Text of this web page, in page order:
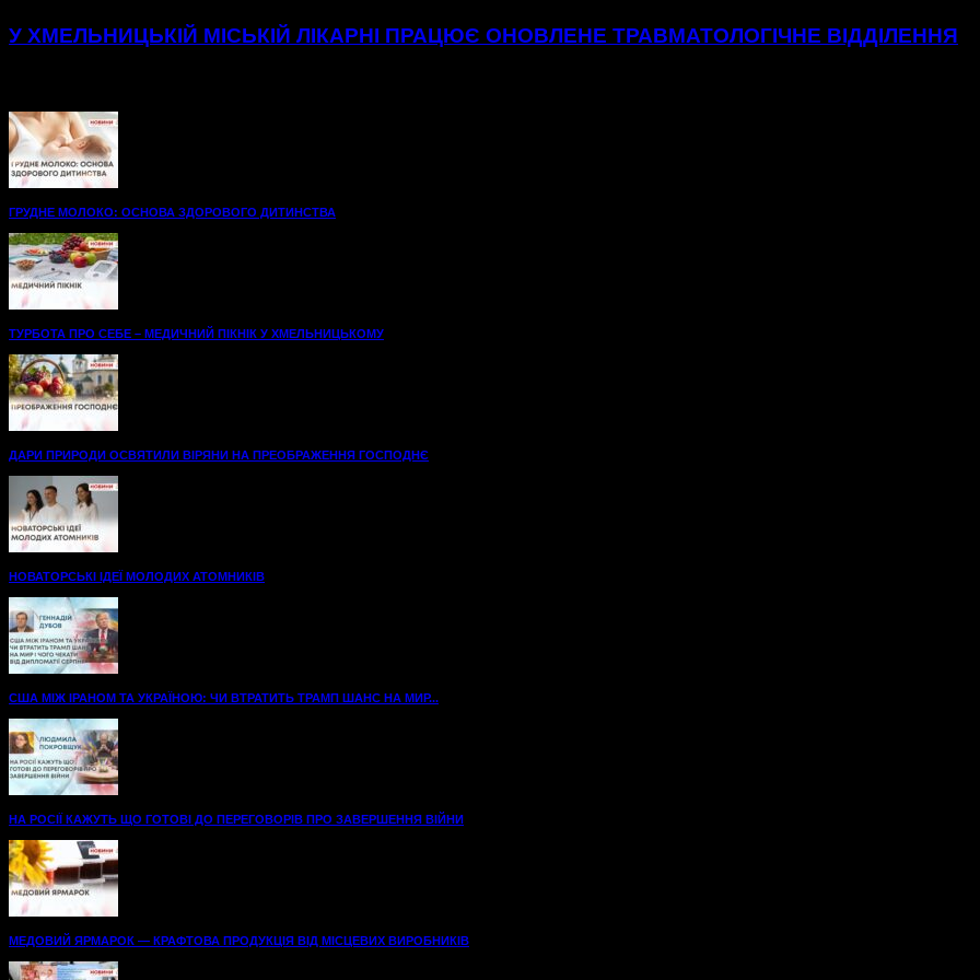
У ХМЕЛЬНИЦЬКІЙ МІСЬКІЙ ЛІКАРНІ ПРАЦЮЄ ОНОВЛЕНЕ ТРАВМАТОЛОГІЧНЕ ВІДДІЛЕННЯ
ГРУДНЕ МОЛОКО: ОСНОВА ЗДОРОВОГО ДИТИНСТВА
ТУРБОТА ПРО СЕБЕ – МЕДИЧНИЙ ПІКНІК У ХМЕЛЬНИЦЬКОМУ
ДАРИ ПРИРОДИ ОСВЯТИЛИ ВІРЯНИ НА ПРЕОБРАЖЕННЯ ГОСПОДНЄ
НОВАТОРСЬКІ ІДЕЇ МОЛОДИХ АТОМНИКІВ
США МІЖ ІРАНОМ ТА УКРАЇНОЮ: ЧИ ВТРАТИТЬ ТРАМП ШАНС НА МИР...
НА РОСІЇ КАЖУТЬ ЩО ГОТОВІ ДО ПЕРЕГОВОРІВ ПРО ЗАВЕРШЕННЯ ВІЙНИ
МЕДОВИЙ ЯРМАРОК — КРАФТОВА ПРОДУКЦІЯ ВІД МІСЦЕВИХ ВИРОБНИКІВ